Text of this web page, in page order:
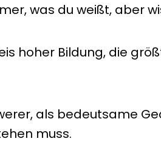
was du weißt, aber
hoher Bildung, die
als bedeutsame
muss.